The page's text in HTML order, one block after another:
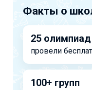
Факты о
25 олимпиад
провели
100+ групп